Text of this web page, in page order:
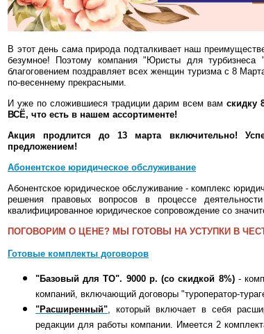
В этот день сама природа подталкивает наш
безумное! Поэтому компания "Юристы для
благоговением поздравляет всех женщин туризма с 8
по-весеннему прекрасными.
И уже по сложившиеся традиции дарим всем вамскидку
ВСЁ, что есть в нашем ассортименте!
Акция продлится до 13 марта включительно!
предложением!
Абонентское юридическое обслуживание
Абонентское юридическое обслуживание - комплекс
решения правовых вопросов в процессе
квалифицированное юридическое сопровождение со
ПОГОВОРИМ О ЦЕНЕ? МЫ ГОТОВЫ НА УСТУПКИ В
Готовые комплекты договоров
"Базовый для ТО". 9000 р.(со скидкой 8%)-
компаний, включающий договоры "туроператор-
"Расширенный", который включает в себя
редакции для работы компании. Имеется 2